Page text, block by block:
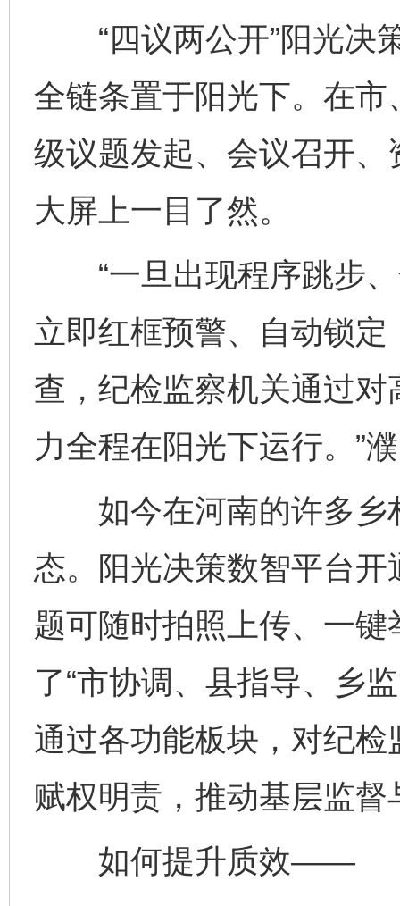
“四议两公开”阳光决
全链条置于阳光下。在
级议题发起、会议召开
大屏上一目了然。
“一旦出现程序跳步、
立即红框预警、自动锁
查，纪检监察机关通过
力全程在阳光下运行。”
如今在河南的许多乡
态。阳光决策数智平台
题可随时拍照上传、一
了“市协调、县指导、乡
通过各功能板块，对纪
赋权明责，推动基层监
如何提升质效——